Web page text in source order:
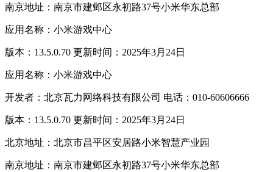
南京地址：南京市建邺区永初路37号小米华东总部
应用名称：小米游戏中心
版本：13.5.0.70 更新时间：2025年3月24日
应用名称：小米游戏中心
开发者：北京瓦力网络科技有限公司 电话：010-60606666
版本：13.5.0.70 更新时间：2025年3月24日
北京地址：北京市昌平区安居路小米智慧产业园
南京地址：南京市建邺区永初路37号小米华东总部